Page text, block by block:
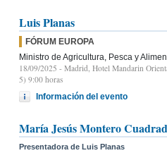
Luis Planas
FÓRUM EUROPA
Ministro de Agricultura, Pesca y
18/09/2025 - Madrid, Hotel Mandarin
5) 9:00 horas
Información del evento
María Jesús Montero
Presentadora de Luis Planas